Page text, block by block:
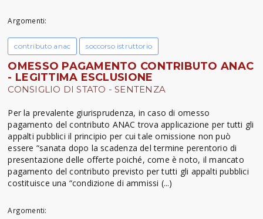
Argomenti:
contributo anac soccorso istruttorio
OMESSO PAGAMENTO CONTRIBUTO ANAC
- LEGITTIMA ESCLUSIONE
CONSIGLIO DI STATO - SENTENZA
Per la prevalente giurisprudenza, in caso di omesso
pagamento del contributo ANAC trova applicazione per tutti gli
appalti pubblici il principio per cui tale omissione non può
essere “sanata dopo la scadenza del termine perentorio di
presentazione delle offerte poiché, come è noto, il mancato
pagamento del contributo previsto per tutti gli appalti pubblici
costituisce una “condizione di ammissi (...)
Argomenti: